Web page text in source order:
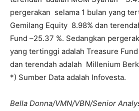
pergerakan selama 1 bulan yang
Gemilang Equity 8.98% dan
Fund –25.37 %. Sedangkan
yang tertinggi adalah Treasure
dan terendah adalah Millenium
*) Sumber Data adalah Infovesta.
Bella Donna/VMN/VBN/Senior